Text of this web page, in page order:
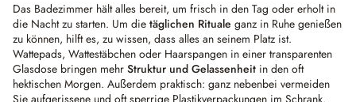
Das Badezimmer hält alles bereit, um frisch in den Tag oder erholt in
die Nacht zu starten. Um die täglichen Rituale ganz in Ruhe genießen
zu können, hilft es, zu wissen, dass alles an seinem Platz ist.
Wattepads, Wattestäbchen oder Haarspangen in einer transparenten
Glasdose bringen mehr Struktur und Gelassenheit in den oft
hektischen Morgen. Außerdem praktisch: ganz nebenbei vermeiden
Sie aufgerissene und oft sperrige Plastikverpackungen im Schrank.